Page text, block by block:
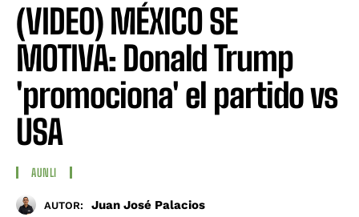
(VIDEO) MÉXICO SE
MOTIVA: Donald Trump
'promociona' el partido vs
USA
AUNLI
AUTOR: Juan José Palacios